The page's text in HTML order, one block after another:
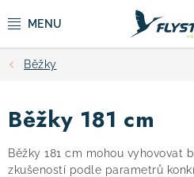
na
CYKLISTIKA
ZIMNÍ SPORTY
KOLOBĚŽKY
Běžky
Běžky 181 cm
Běžky 181 cm mohou vyhovovat
zkušeností podle parametrů